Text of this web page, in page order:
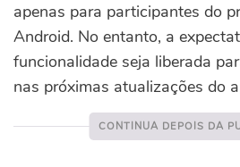
apenas para participantes do
Android. No entanto, a
funcionalidade seja liberada
nas próximas atualizações do